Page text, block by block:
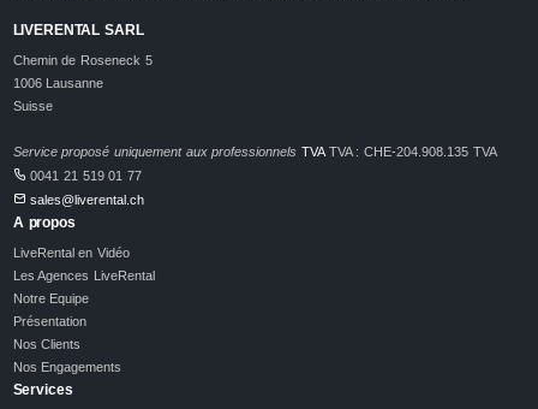
LIVERENTAL SARL
Chemin de Roseneck 5
1006 Lausanne
Suisse
Service proposé uniquement aux professionnels TVATVA : CHE-204.908.135 TVA
0041 21 519 01 77
sales@liverental.ch
A propos
LiveRental en Vidéo
Les Agences LiveRental
Notre Equipe
Présentation
Nos Clients
Nos Engagements
Services